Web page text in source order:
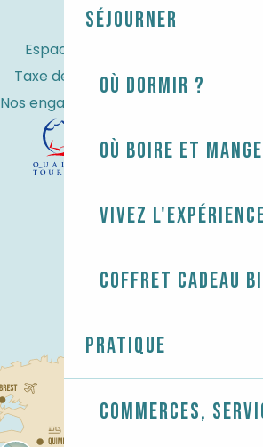
Séjourner
Où dormir ?
Où boire et
Vivez
Coffret cadeau
Pratique
Commerces,
Espace Pro
Taxe de séjour
Nos engagements